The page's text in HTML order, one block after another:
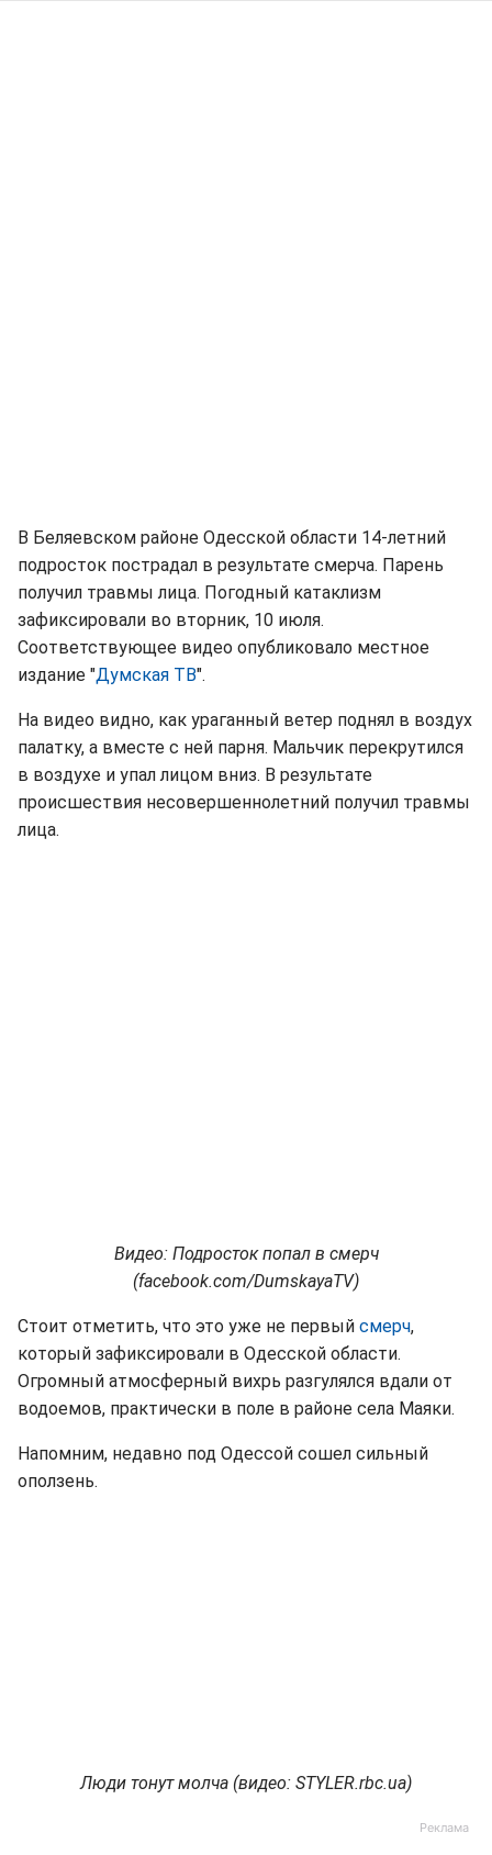
В Беляевском районе Одесской области 14-летний
подросток пострадал в результате смерча. Парень
получил травмы лица. Погодный катаклизм
зафиксировали во вторник, 10 июля.
Соответствующее видео опубликовало местное
издание "Думская ТВ".
На видео видно, как ураганный ветер поднял в воздух
палатку, а вместе с ней парня. Мальчик перекрутился
в воздухе и упал лицом вниз. В результате
происшествия несовершеннолетний получил травмы
лица.
Видео: Подросток попал в смерч
(facebook.com/DumskayaTV)
Стоит отметить, что это уже не первый смерч,
который зафиксировали в Одесской области.
Огромный атмосферный вихрь разгулялся вдали от
водоемов, практически в поле в районе села Маяки.
Напомним, недавно под Одессой сошел сильный
оползень.
Люди тонут молча (видео: STYLER.rbc.ua)